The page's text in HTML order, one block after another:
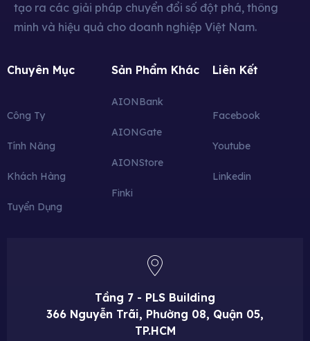
tạo ra các giải pháp chuyển đổi số đột phá, thông
minh và hiệu quả cho doanh nghiệp Việt Nam.
Chuyên Mục
Công Ty
Tính Năng
Khách Hàng
Tuyển Dụng
Sản Phẩm Khác
AIONBank
AIONGate
AIONStore
Finki
Liên Kết
Facebook
Youtube
Linkedin
Tầng 7 - PLS Building
366 Nguyễn Trãi, Phường 08, Quận 05,
TP.HCM